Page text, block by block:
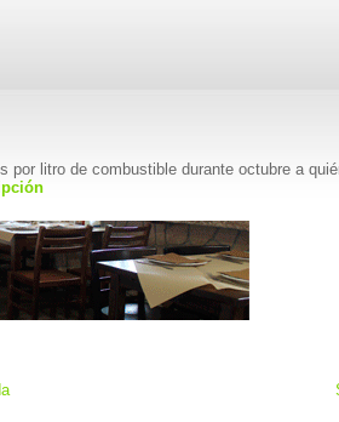
por litro de combustible durante octubre a